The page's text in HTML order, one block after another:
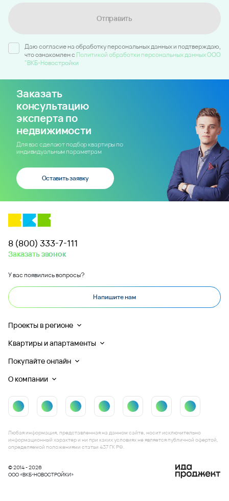
Отправить
Даю согласие на обработку персональных данных и подтверждаю,
что ознакомлен c Политикой обработки персональных данных ООО
"ВКБ-Новостройки
Заказать
консультацию
эксперта по
недвижимости
Для вас сделают подбор квартиры по
индивидуальным параметрам
Оставить заявку
8 (800) 333-7-111
Заказать звонок
У вас появились вопросы?
Напишите нам
Проекты в регионе
Квартиры и апартаменты
Покупайте онлайн
О компании
© 2014 - 2026
ООО «ВКБ-НОВОСТРОЙКИ»
Любая информация, представленная на данном сайте, носит исключительно
информационный характер и ни при каких условиях не является публичной офертой,
определяемой положениями статьи 437 ГК РФ.